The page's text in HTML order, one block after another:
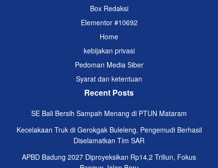
Box Redaksi
Elementor #10692
Home
kebijakan privasi
Pedoman Media Siber
Syarat dan ketentuan
Recent Posts
SE Bali Bersih Sampah Menang di PTUN Mataram
Kecelakaan Truk di Gerokgak Buleleng, Pengemudi Berhasil
Diselamatkan Tim SAR
APBD Badung 2027 Diproyeksikan Rp14,2 Triliun, Fokus